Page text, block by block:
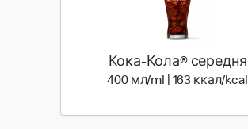
Кока-Кола® середня
400 мл/ml | 163 ккал/kcal